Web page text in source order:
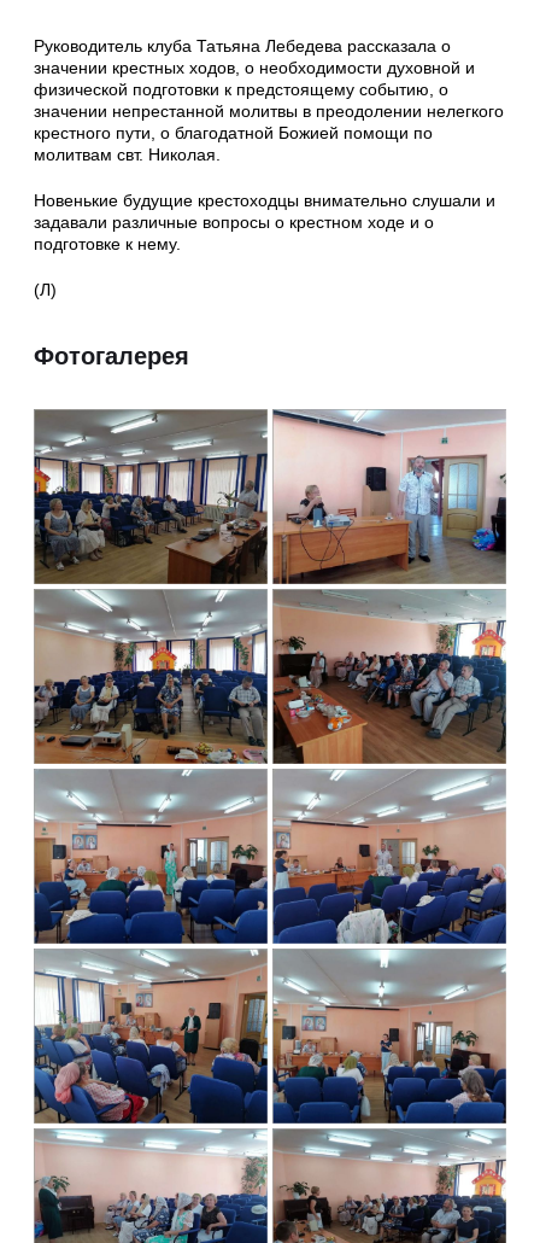
Руководитель клуба Татьяна Лебедева рассказала о
значении крестных ходов, о необходимости духовной и
физической подготовки к предстоящему событию, о
значении непрестанной молитвы в преодолении нелегкого
крестного пути, о благодатной Божией помощи по
молитвам свт. Николая.
Новенькие будущие крестоходцы внимательно слушали и
задавали различные вопросы о крестном ходе и о
подготовке к нему.
(Л)
Фотогалерея